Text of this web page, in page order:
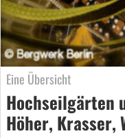
Eine Übersicht
Hochseilgärten
Höher, Krasser,